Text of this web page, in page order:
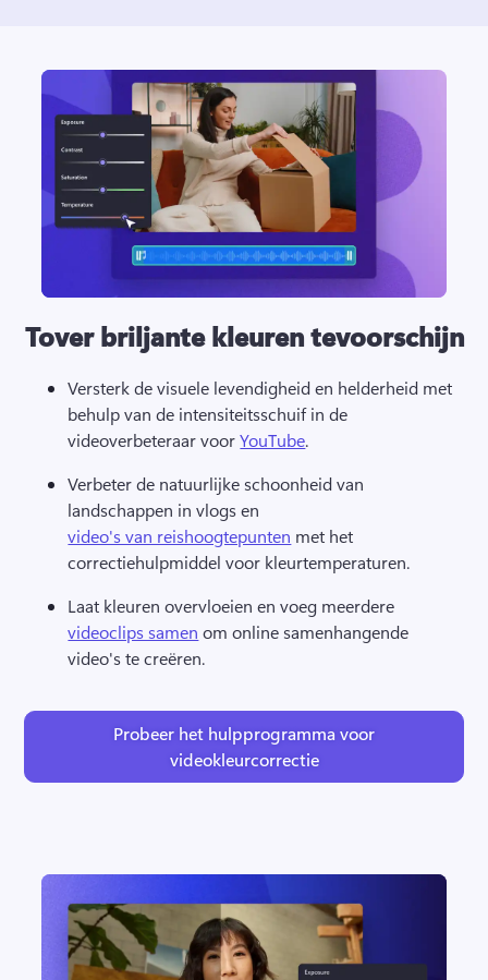
Tover briljante kleuren tevoorschijn
Versterk de visuele levendigheid en helderheid met
behulp van de intensiteitsschuif in de
videoverbeteraar voor YouTube.
Verbeter de natuurlijke schoonheid van
landschappen in vlogs en
video's van reishoogtepunten met het
correctiehulpmiddel voor kleurtemperaturen.
Laat kleuren overvloeien en voeg meerdere
videoclips samen om online samenhangende
video's te creëren.
Probeer het hulpprogramma voor
videokleurcorrectie